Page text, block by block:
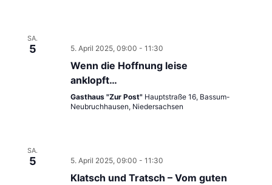
SA.
5 5. April 2025, 09:00 - 11:30
Wenn die Hoffnung leise
anklopft…
Gasthaus "Zur Post" Hauptstraße 16, Bassum-
Neubruchhausen, Niedersachsen
SA.
5 5. April 2025, 09:00 - 11:30
Klatsch und Tratsch – Vom guten